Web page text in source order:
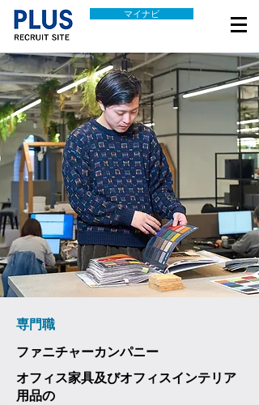
マイナビ
専門職
ファニチャーカンパニー
オフィス家具及びオフィスインテリア
用品の